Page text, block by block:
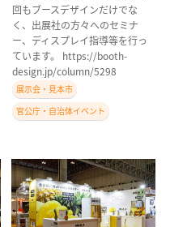
回もブースデザインだけでな
く、出展社の方々へのセミナ
ー、ディスプレイ指導等を行っ
ています。 https://booth-
design.jp/column/5298
展示会・見本市
官公庁・自治体イベント